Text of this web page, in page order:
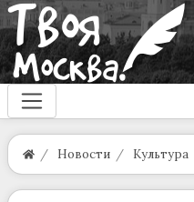
Новости Культура